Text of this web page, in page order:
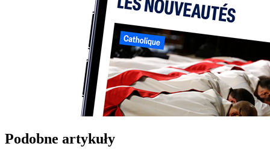
Podobne artykuły